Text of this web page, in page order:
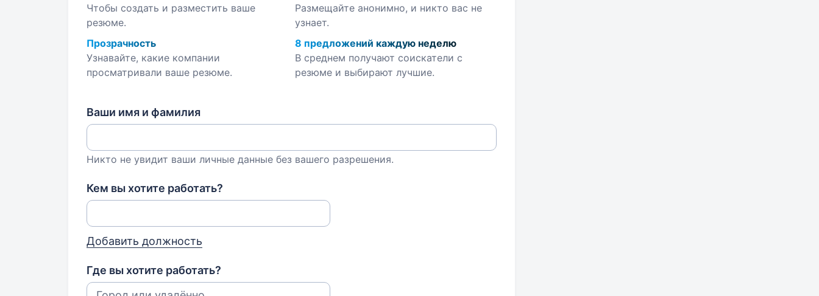
Чтобы создать и разместить ваше
резюме.
Размещайте анонимно, и никто вас не
узнает.
Прозрачность
Узнавайте, какие компании
просматривали ваше резюме.
8 предложений каждую неделю
В среднем получают соискатели с
резюме и выбирают лучшие.
Ваши имя и фамилия
Никто не увидит ваши личные данные без вашего разрешения.
Кем вы хотите работать?
Добавить должность
Где вы хотите работать?